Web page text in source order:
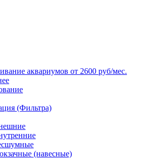
аквариумов от 2600 руб/мес.
(Фильтра)
(навесные)